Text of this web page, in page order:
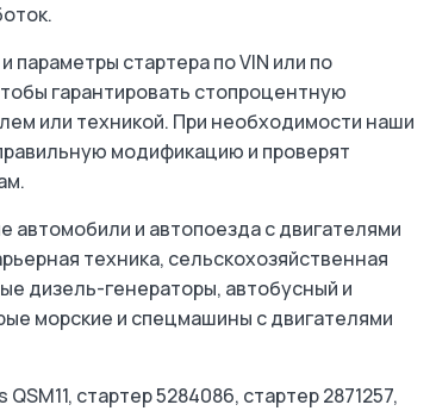
параметры стартерa по VIN или по
гарантировать стопроцентную
или техникой. При необходимости наши
модификацию и проверят
автомобили и автопоезда с двигателями
техника, сельскохозяйственная
дизель-генераторы, автобусный и
морские и спецмашины с двигателями
стартер 5284086, стартер 2871257,